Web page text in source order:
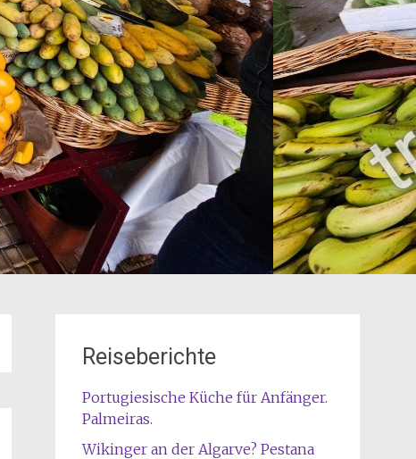
Reiseberichte
Portugiesische Küche für Anfänger.
Palmeiras.
Wikinger an der Algarve? Pestana